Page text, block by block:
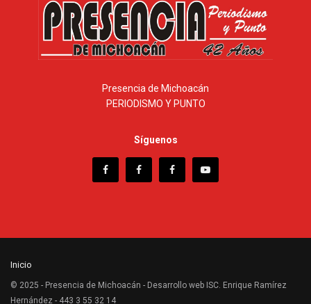
Presencia de Michoacán
PERIODISMO Y PUNTO
Síguenos
Inicio
© 2025 - Presencia de Michoacán - Desarrollo web ISC. Enrique Ramírez
Hernández - 443 3 55 32 14